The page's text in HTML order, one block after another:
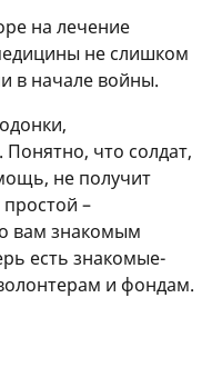
на лечение
не слишком
в начале войны.
что солдат,
не получит
–
вам знакомым
есть знакомые-
и фондам.